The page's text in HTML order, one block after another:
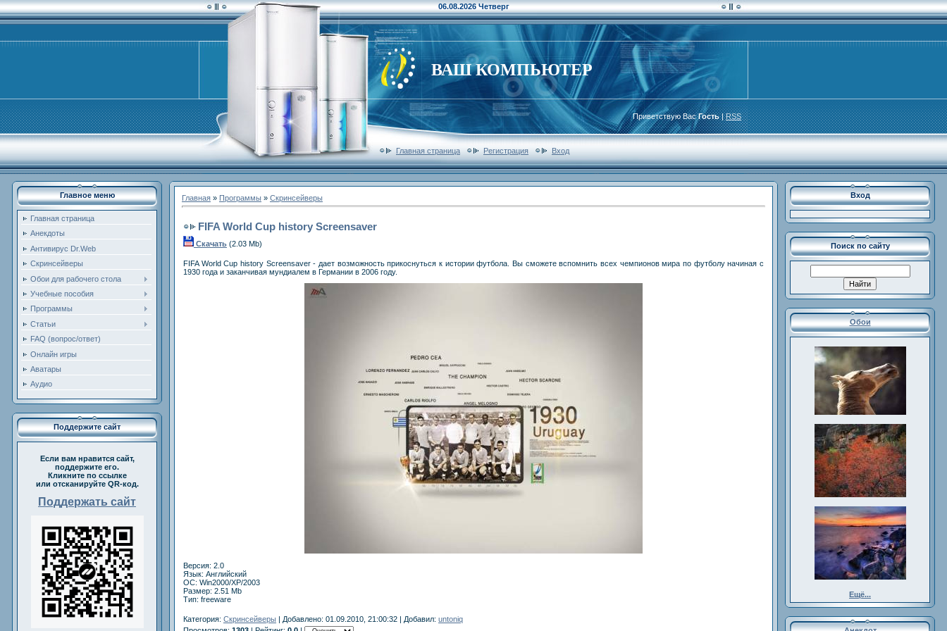
06.08.2026 Четверг
ВАШ КОМПЬЮТЕР
Приветствую ВасГость|RSS
Главная страница Регистрация Вход
Главное меню
Главная страница
Анекдоты
Антивирус Dr.Web
Скринсейверы
Обои для рабочего стола
Учебные пособия
Программы
Статьи
FAQ (вопрос/ответ)
Онлайн игры
Аватары
Аудио
Поддержите сайт
Если вам нравится сайт,
поддержите его.
Кликните по ссылке
или отсканируйте QR-код.
Поддержать сайт
Главная » Программы » Скринсейверы
FIFA World Cup history Screensaver
Скачать (2.03 Mb)
FIFA World Cup history Screensaver - дает возможность прикоснуться к истории футбола. Вы сможете вспомнить всех чемпионов мира по футболу начиная с
1930 года и заканчивая мундиалем в Германии в 2006 году.
Версия: 2.0
Язык: Английский
OС: Win2000/XP/2003
Размер: 2.51 Mb
Тип: freeware
Категория: Скринсейверы | Добавлено: 01.09.2010, 21:00:32 | Добавил: untoniq
Вход
Поиск по сайту
Обои
Ещё...